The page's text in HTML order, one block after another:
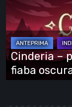
l’Early
Access:
una
fiaba
oscura
Cinderia –
fiaba